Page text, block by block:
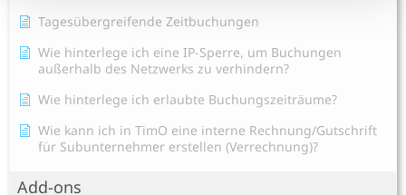
Tagesübergreifende Zeitbuchungen
Wie hinterlege ich eine IP-Sperre, um Buchungen
außerhalb des Netzwerks zu verhindern?
Wie hinterlege ich erlaubte Buchungszeiträume?
Wie kann ich in TimO eine interne Rechnung/Gutschrift
für Subunternehmer erstellen (Verrechnung)?
Add-ons